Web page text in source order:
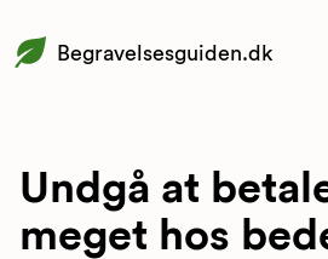
Begravelsesguiden.dk
Undgå at
meget hos